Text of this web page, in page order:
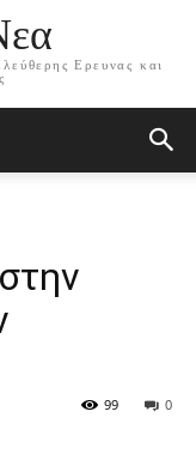
Ερευνας και
0
99